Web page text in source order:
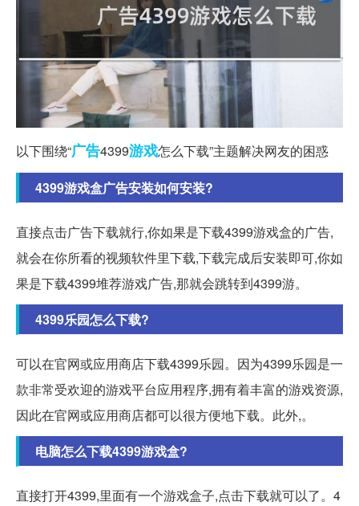
以下围绕“广告4399游戏怎么下载”主题解决网友的困惑
4399游戏盒广告安装如何安装?
直接点击广告下载就行,你如果是下载4399游戏盒的广告,
就会在你所看的视频软件里下载,下载完成后安装即可,你如
果是下载4399堆荐游戏广告,那就会跳转到4399游。
4399乐园怎么下载?
可以在官网或应用商店下载4399乐园。因为4399乐园是一
款非常受欢迎的游戏平台应用程序,拥有着丰富的游戏资源,
因此在官网或应用商店都可以很方便地下载。此外,。
电脑怎么下载4399游戏盒?
直接打开4399,里面有一个游戏盒子,点击下载就可以了。4